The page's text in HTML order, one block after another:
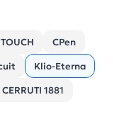
CPen
Klio-Eterna
CERRUTI 1881